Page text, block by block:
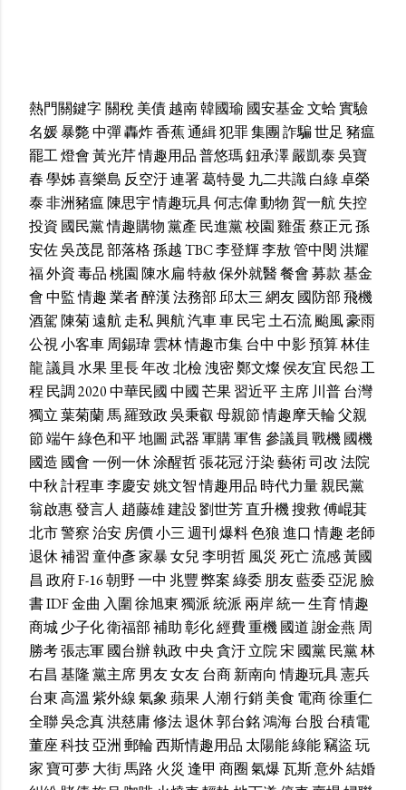
熱門關鍵字關稅美債越南韓國瑜 國安基金文蛤實驗
名媛暴斃中彈轟炸香蕉通緝犯罪集團詐騙世足 豬瘟
罷工燈會黃光芹情趣用品普悠瑪鈕承澤嚴凱泰吳寶
春學姊喜樂島 反空汙連署葛特曼 九二共識白綠卓榮
泰非洲豬瘟陳思宇情趣玩具何志偉動物賀一航失控
投資 國民黨情趣購物黨產 民進黨校園雞蛋蔡正元孫
安佐吳茂昆部落格孫越TBC李登輝李敖管中閔洪耀
福外資毒品桃園陳水扁特赦保外就醫餐會募款基金
會中監情趣業者醉漢法務部邱太三網友國防部飛機
酒駕陳菊遠航走私興航汽車車民宅土石流颱風豪雨
公視小客車周錫瑋雲林情趣市集台中 中影預算林佳
龍議員 水果里長年改北檢洩密鄭文燦侯友宜 民怨工
程 民調2020中華民國中國芒果習近平主席 川普台灣
獨立葉菊蘭馬羅致政吳秉叡母親節情趣摩天輪父親
節端午綠色和平地圖武器軍購軍售 參議員 戰機國機
國造 國會一例一休涂醒哲張花冠汙染藝術司改法院
中秋計程車李慶安姚文智情趣用品 時代力量親民黨
翁啟惠發言人 趙藤雄建設劉世芳直升機搜救傅崐萁
北市警察治安房價小三週刊爆料色狼進口 情趣老師
退休補習童仲彥家暴女兒李明哲風災 死亡流感黃國
昌 政府F-16朝野一中 兆豐弊案綠委朋友藍委亞泥臉
書IDF金曲 入圍徐旭東獨派統派 兩岸統一生育情趣
商城少子化衛福部補助彰化經費重機國道謝金燕 周
勝考張志軍國台辦執政中央貪汙立院宋 國黨民黨林
右昌 基隆黨主席男友女友台商新南向 情趣玩具憲兵
台東高溫 紫外線氣象蘋果 人潮行銷美食 電商徐重仁
全聯吳念真洪慈庸修法退休郭台銘鴻海台股 台積電
董座科技亞洲郵輪西斯情趣用品 太陽能綠能竊盜玩
家寶可夢大街馬路 火災 逢甲 商圈氣爆瓦斯意外結婚